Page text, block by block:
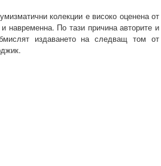
колекции е високо оценена от
навременна. По тази причина авторите и
издаването на следващ том от